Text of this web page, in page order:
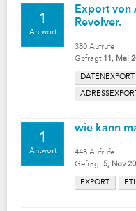
1
Antwort
Export von
Revolver.
380 Aufrufe
Gefragt 11, Mai
DATENEXPORT
ADRESSEXPORT
1
Antwort
wie kann
448 Aufrufe
Gefragt 5, Nov
EXPORT